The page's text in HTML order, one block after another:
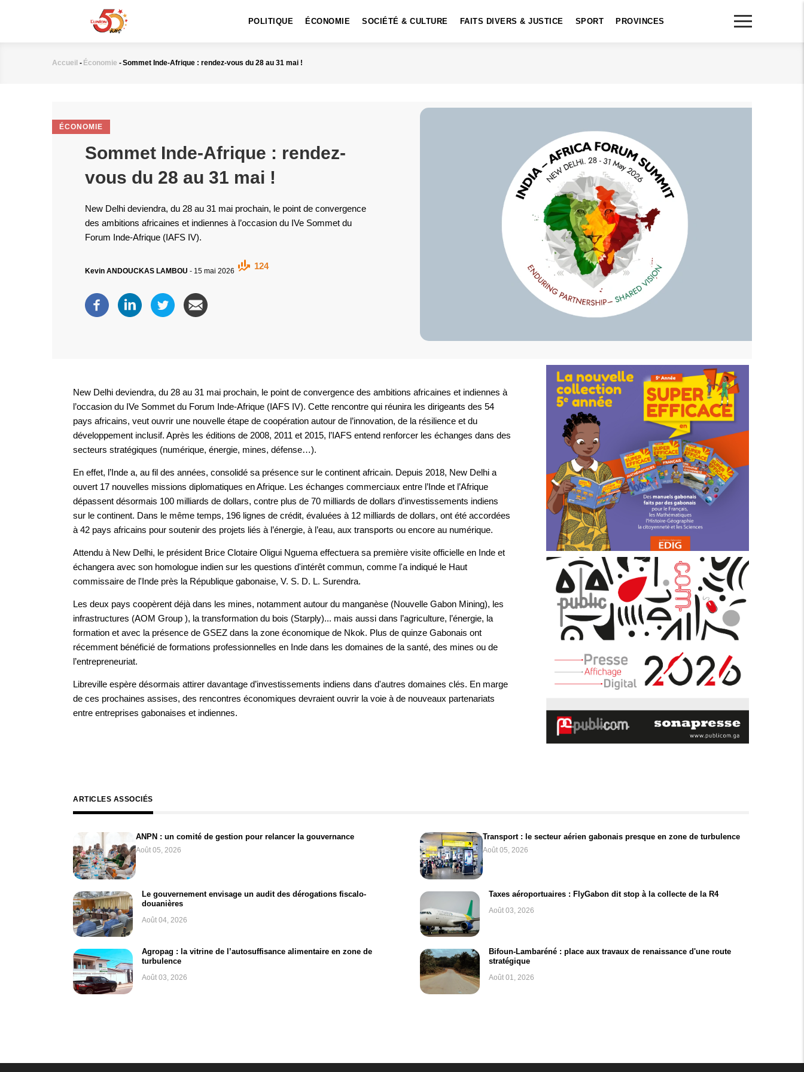
POLITIQUE ÉCONOMIE SOCIÉTÉ & CULTURE FAITS DIVERS & JUSTICE SPORT PROVINCES
Fil
Accueil - Économie -Sommet Inde-Afrique : rendez-vous du 28 au 31 mai !
ÉCONOMIE
Sommet Inde-Afrique : rendez-
vous du 28 au 31 mai !
New Delhi deviendra, du 28 au 31 mai prochain, le point de convergence
des ambitions africaines et indiennes à l’occasion du IVe Sommet du
Forum Inde-Afrique (IAFS IV).
Kevin ANDOUCKAS LAMBOU - 15 mai 2026
124
New Delhi deviendra, du 28 au 31 mai prochain, le point de convergence des ambitions africaines et indiennes à
l’occasion du IVe Sommet du Forum Inde-Afrique (IAFS IV). Cette rencontre qui réunira les dirigeants des 54
pays africains, veut ouvrir une nouvelle étape de coopération autour de l’innovation, de la résilience et du
développement inclusif. Après les éditions de 2008, 2011 et 2015, l’IAFS entend renforcer les échanges dans des
secteurs stratégiques (numérique, énergie, mines, défense…).
En effet, l’Inde a, au fil des années, consolidé sa présence sur le continent africain. Depuis 2018, New Delhi a
ouvert 17 nouvelles missions diplomatiques en Afrique. Les échanges commerciaux entre l’Inde et l’Afrique
dépassent désormais 100 milliards de dollars, contre plus de 70 milliards de dollars d’investissements indiens
sur le continent. Dans le même temps, 196 lignes de crédit, évaluées à 12 milliards de dollars, ont été accordées
à 42 pays africains pour soutenir des projets liés à l’énergie, à l’eau, aux transports ou encore au numérique.
Attendu à New Delhi, le président Brice Clotaire Oligui Nguema effectuera sa première visite officielle en Inde et
échangera avec son homologue indien sur les questions d'intérêt commun, comme l'a indiqué le Haut
commissaire de l'Inde près la République gabonaise, V. S. D. L. Surendra.
Les deux pays coopèrent déjà dans les mines, notamment autour du manganèse (Nouvelle Gabon Mining), les
infrastructures (AOM Group ), la transformation du bois (Starply)... mais aussi dans l’agriculture, l’énergie, la
formation et avec la présence de GSEZ dans la zone économique de Nkok. Plus de quinze Gabonais ont
récemment bénéficié de formations professionnelles en Inde dans les domaines de la santé, des mines ou de
l’entrepreneuriat.
Libreville espère désormais attirer davantage d’investissements indiens dans d'autres domaines clés. En marge
de ces prochaines assises, des rencontres économiques devraient ouvrir la voie à de nouveaux partenariats
entre entreprises gabonaises et indiennes.
ARTICLES ASSOCIÉS
ANPN : un comité de gestion pour relancer la gouvernance
Août 05, 2026
Transport : le secteur aérien gabonais presque en zone de turbulence
Août 05, 2026
Le gouvernement envisage un audit des dérogations fiscalo-
douanières
Août 04, 2026
Taxes aéroportuaires : FlyGabon dit stop à la collecte de la R4
Août 03, 2026
Agropag : la vitrine de l’autosuffisance alimentaire en zone de
turbulence
Août 03, 2026
Bifoun-Lambaréné : place aux travaux de renaissance d'une route
stratégique
Août 01, 2026